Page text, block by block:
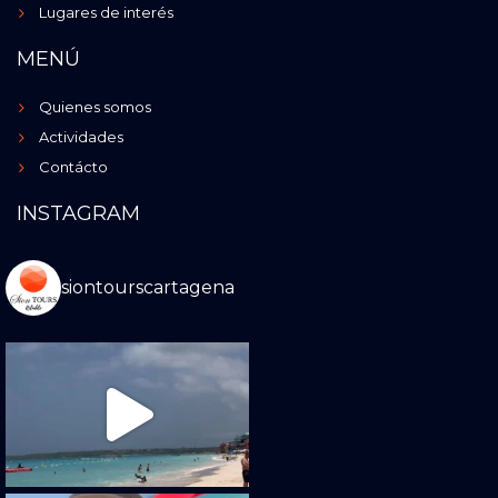
Lugares de interés
MENÚ
Quienes somos
Actividades
Contácto
INSTAGRAM
siontourscartagena